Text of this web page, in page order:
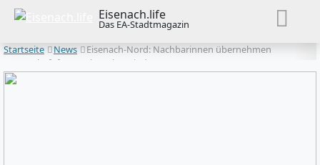
Eisenach.life
Das EA-Stadtmagazin
Startseite
News
Eisenach-Nord: Nachbarinnen übernehmen
Patenschaft für geschwächte Linde